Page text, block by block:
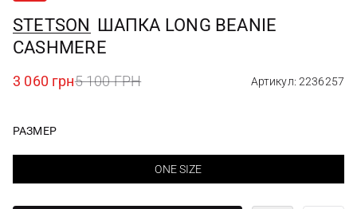
STETSON ШАПКА LONG BEANIE
CASHMERE
3 060 грн5 100 ГРН Артикул: 2236257
РАЗМЕР
ONE SIZE